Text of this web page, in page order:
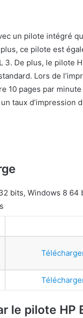
un pilote intégré
ce pilote est
3. De plus, le pilote
Lors de
10 pages par minute
taux d’impression
bits, Windows 8 64
le pilote HP